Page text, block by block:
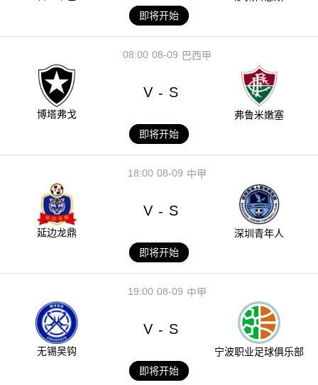
即将开始
08-09
08:00 巴西甲
博塔弗戈
V - S
弗鲁米嫩塞
即将开始
08-09
18:00 中甲
延边龙鼎
V - S
深圳青年人
即将开始
08-09
19:00 中甲
无锡吴钩
V - S
宁波职业足球俱乐部
即将开始